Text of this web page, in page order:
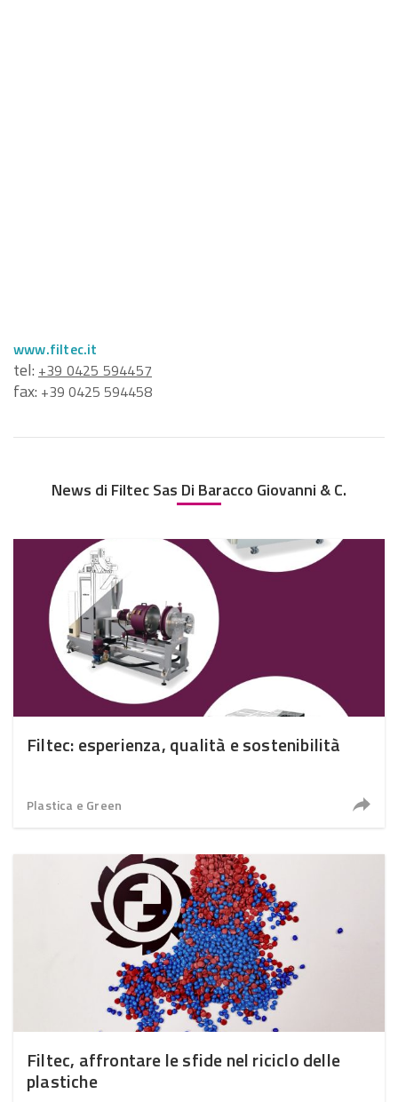
www.filtec.it
tel: +39 0425 594457
fax: +39 0425 594458
News di Filtec Sas Di Baracco Giovanni & C.
Filtec: esperienza, qualità e sostenibilità
Plastica e Green
Filtec, affrontare le sfide nel riciclo delle
plastiche